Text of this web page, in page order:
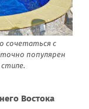
сочетаться с
популярен
стиле.
Востока